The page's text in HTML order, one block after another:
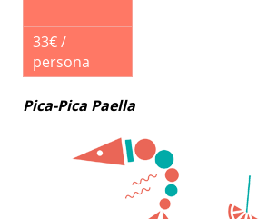
33€ /
persona
Pica-Pica Paella